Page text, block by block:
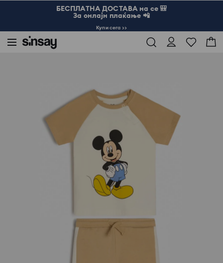
БЕСПЛАТНА ДОСТАВА на се 🎒
За онлајн плаќање 📲
Купи сега >>